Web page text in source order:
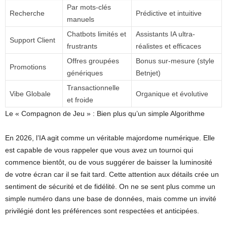
Recherche
Par mots-clés
manuels
Prédictive et intuitive
Support Client
Chatbots limités et
frustrants
Assistants IA ultra-
réalistes et efficaces
Promotions
Offres groupées
génériques
Bonus sur-mesure (style
Betnjet)
Vibe Globale
Transactionnelle
et froide
Organique et évolutive
Le « Compagnon de Jeu » : Bien plus qu’un simple Algorithme
En 2026, l’IA agit comme un véritable majordome numérique. Elle
est capable de vous rappeler que vous avez un tournoi qui
commence bientôt, ou de vous suggérer de baisser la luminosité
de votre écran car il se fait tard. Cette attention aux détails crée un
sentiment de sécurité et de fidélité. On ne se sent plus comme un
simple numéro dans une base de données, mais comme un invité
privilégié dont les préférences sont respectées et anticipées.